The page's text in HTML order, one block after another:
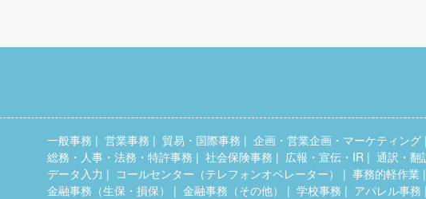
一般事務 営業事務 貿易・国際事務
企画・営業企画・マーケティング
総務・人事・法務・特許事務
社会保険事務 広報・宣伝・IR
通訳・翻
データ入力
コールセンター（テレフォンオペレーター）
事務的軽作業
金融事務（生保・損保）
金融事務（その他） 学校事務 アパレル事務